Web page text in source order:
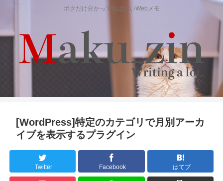
ボクだけ分かってればいいWebメモ
[WordPress]特定のカテゴリで月別アーカ
イブを表示するプラグイン
Twitter Facebook はてブ